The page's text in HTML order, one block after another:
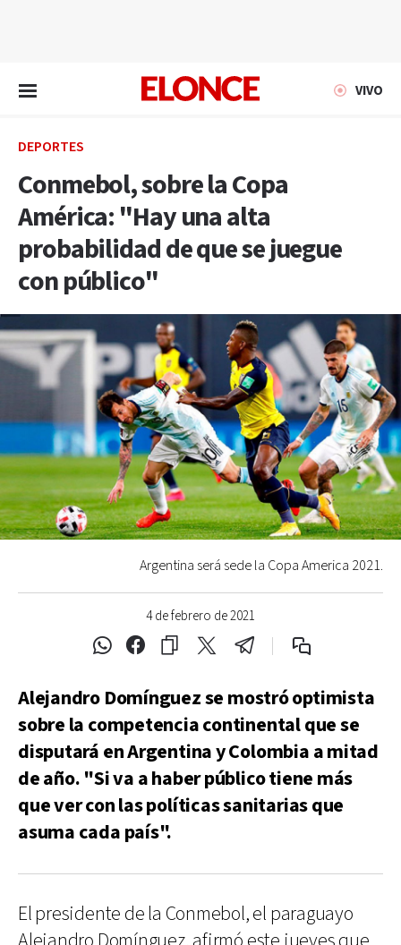
VIVO
DEPORTES
Conmebol, sobre la Copa
América: "Hay una alta
probabilidad de que se juegue
con público"
4 de febrero de 2021
Argentina será sede la Copa America 2021.
Alejandro Domínguez se mostró optimista
sobre la competencia continental que se
disputará en Argentina y Colombia a mitad
de año. "Si va a haber público tiene más
que ver con las políticas sanitarias que
asuma cada país".
El presidente de la Conmebol, el paraguayo